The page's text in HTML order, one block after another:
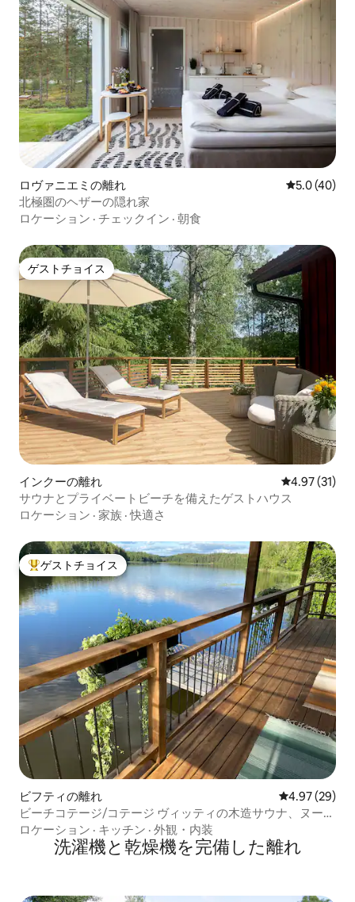
ロヴァニエミの離れ レビュー40
5.0 (40)
北極圏のヘザーの隠れ家
ロケーション · チェックイン · 朝食
ゲストチョイス
ゲストチョイス
インクーの離れ レビュー31
4.97 (31)
サウナとプライベートビーチを備えたゲストハウス
ロケーション · 家族 ·快適さ
大好評のゲストチョイスです。
ゲストチョイス
ビフティの離れ レビュー29
4.97 (29)
ビーチコテージ/コテージ ヴィッティの木造サウナ、ヌーク
シオ近く
ロケーション · キッチン · 外観・内装
洗濯機と乾燥機を完備した離れ